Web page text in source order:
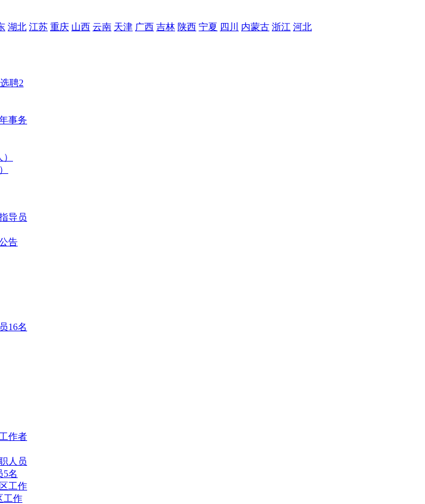
湖北 江苏 重庆 山西 云南 天津 广西 吉林 陕西 宁夏 四川 内蒙古 浙江 河北
聘2
事务
导员
告
16名
作者
人员
5名
工作
工作